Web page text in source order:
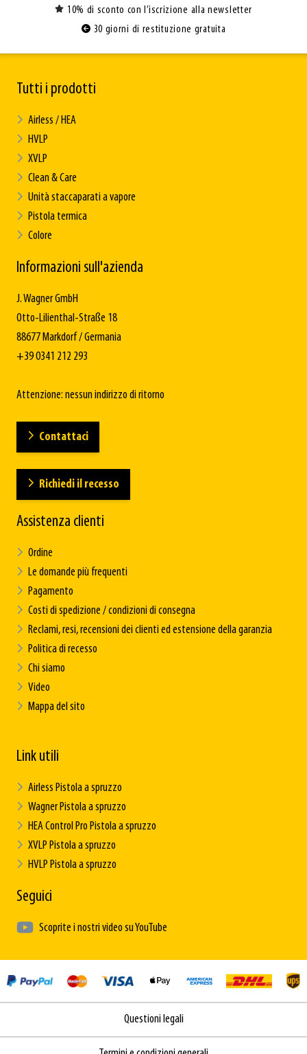
10% di sconto con l’iscrizione alla newsletter
30 giorni di restituzione gratuita
Tutti i prodotti
Airless / HEA
HVLP
XVLP
Clean & Care
Unità staccaparati a vapore
Pistola termica
Colore
Informazioni sull'azienda
J. Wagner GmbH
Otto-Lilienthal-Straße 18
88677 Markdorf / Germania
+39 0341 212 293
Attenzione: nessun indirizzo di ritorno
Contattaci
Richiedi il recesso
Assistenza clienti
Ordine
Le domande più frequenti
Pagamento
Costi di spedizione / condizioni di consegna
Reclami, resi, recensioni dei clienti ed estensione della garanzia
Politica di recesso
Chi siamo
Video
Mappa del sito
Link utili
Airless Pistola a spruzzo
Wagner Pistola a spruzzo
HEA Control Pro Pistola a spruzzo
XVLP Pistola a spruzzo
HVLP Pistola a spruzzo
Seguici
Scoprite i nostri video su YouTube
Questioni legali